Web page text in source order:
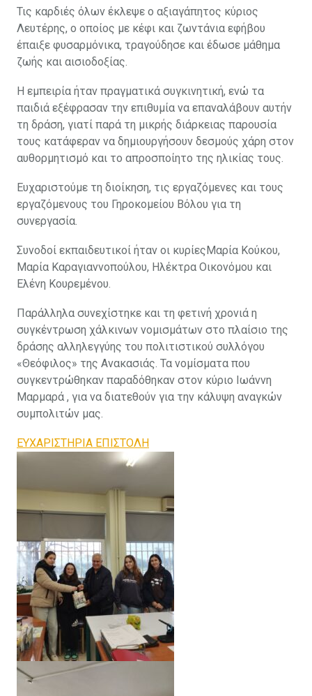
Τις καρδιές όλων έκλεψε ο αξιαγάπητος κύριος
Λευτέρης, ο οποίος με κέφι και ζωντάνια εφήβου
έπαιξε φυσαρμόνικα, τραγούδησε και έδωσε μάθημα
ζωής και αισιοδοξίας.
Η εμπειρία ήταν πραγματικά συγκινητική, ενώ τα
παιδιά εξέφρασαν την επιθυμία να επαναλάβουν αυτήν
τη δράση, γιατί παρά τη μικρής διάρκειας παρουσία
τους κατάφεραν να δημιουργήσουν δεσμούς χάρη στον
αυθορμητισμό και το απροσποίητο της ηλικίας τους.
Ευχαριστούμε τη διοίκηση, τις εργαζόμενες και τους
εργαζόμενους του Γηροκομείου Βόλου για τη
συνεργασία.
Συνοδοί εκπαιδευτικοί ήταν οι κυρίεςΜαρία Κούκου,
Μαρία Καραγιαννοπούλου, Ηλέκτρα Οικονόμου και
Ελένη Κουρεμένου.
Παράλληλα συνεχίστηκε και τη φετινή χρονιά η
συγκέντρωση χάλκινων νομισμάτων στο πλαίσιο της
δράσης αλληλεγγύης του πολιτιστικού συλλόγου
«Θεόφιλος» της Ανακασιάς. Τα νομίσματα που
συγκεντρώθηκαν παραδόθηκαν στον κύριο Ιωάννη
Μαρμαρά , για να διατεθούν για την κάλυψη αναγκών
συμπολιτών μας.
ΕΥΧΑΡΙΣΤΗΡΙΑ ΕΠΙΣΤΟΛΗ